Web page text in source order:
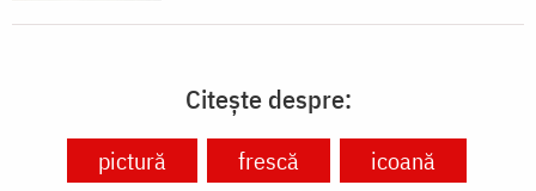
Citește despre:
pictură frescă
icoană